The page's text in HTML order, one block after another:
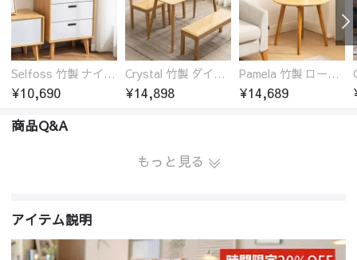
Selfoss 竹製 ナイトテーブル
¥10,690
Crystal 竹製 ダイニングテーブル
¥14,898
Pamela 竹製 ローテーブル 円卓 18サイズ
¥14,689
商品Q&A
もっと見る
アイテム説明